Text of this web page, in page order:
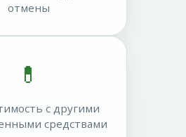
отмены
💊
с другими
средствами